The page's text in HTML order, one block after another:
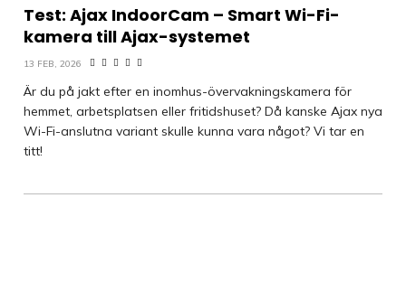
Test: Ajax IndoorCam – Smart Wi-Fi-
kamera till Ajax-systemet
13 FEB, 2026
Är du på jakt efter en inomhus-övervakningskamera för
hemmet, arbetsplatsen eller fritidshuset? Då kanske Ajax nya
Wi-Fi-anslutna variant skulle kunna vara något? Vi tar en
titt!